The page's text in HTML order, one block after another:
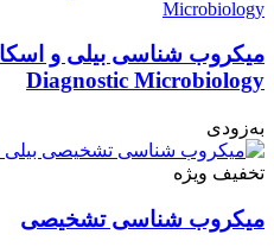
Diagnostic Microbiology
به‌زودی
تخفیف ویژه
میکروب شناسی تشخیصی